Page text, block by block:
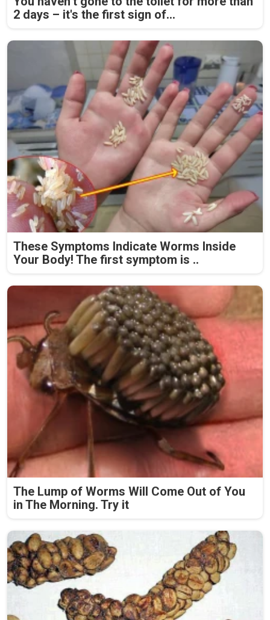
2 days – it's the first sign of...
These Symptoms Indicate Worms Inside
Your Body! The first symptom is ..
The Lump of Worms Will Come Out of You
in The Morning. Try it